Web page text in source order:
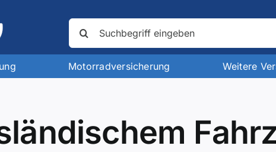
nach:
Motorradversicherung Weitere